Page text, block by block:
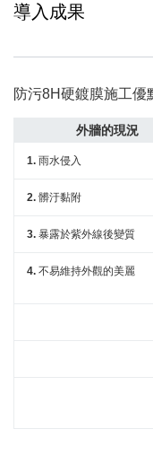
導入成果
防污8H硬鍍膜施工優
外牆的現況
雨水侵入
髒汙黏附
暴露於紫外線後變質
不易維持外觀的美麗